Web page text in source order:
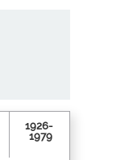
1926-
1979